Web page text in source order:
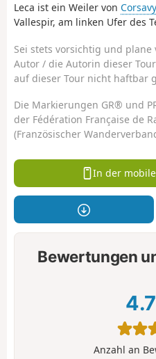
Leca ist ein Weiler von Corsavy
Vallespir, am linken Ufer des
Sei stets vorsichtig und
Autor / die Autorin dieser
auf dieser Tour nicht haftbar
Die Markierungen GR® und
der Fédération Française de
(Französischer
In der
Bewertungen
4.7
Anzahl an